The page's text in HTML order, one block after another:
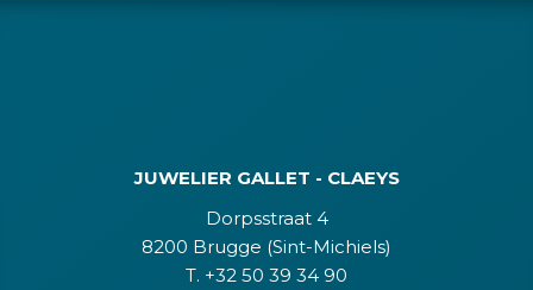
JUWELIER GALLET - CLAEYS
Dorpsstraat 4
8200 Brugge (Sint-Michiels)
T. +32 50 39 34 90